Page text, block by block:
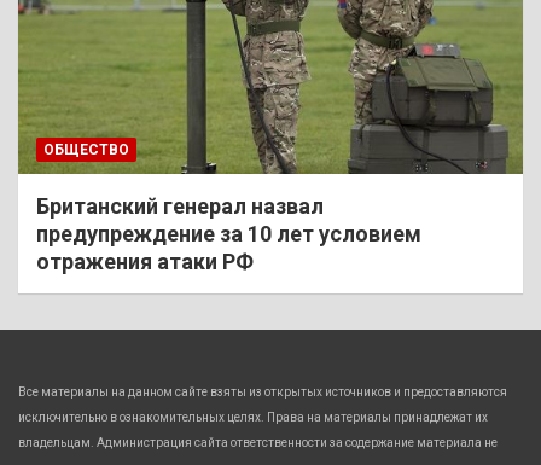
ОБЩЕСТВО
Британский генерал назвал
предупреждение за 10 лет условием
отражения атаки РФ
Все материалы на данном сайте взяты из открытых источников и предоставляются
исключительно в ознакомительных целях. Права на материалы принадлежат их
владельцам. Администрация сайта ответственности за содержание материала не